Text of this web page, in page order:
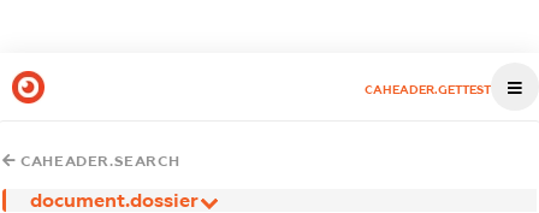
CAHEADER.GETTEST
CAHEADER.SEARCH
document.dossier